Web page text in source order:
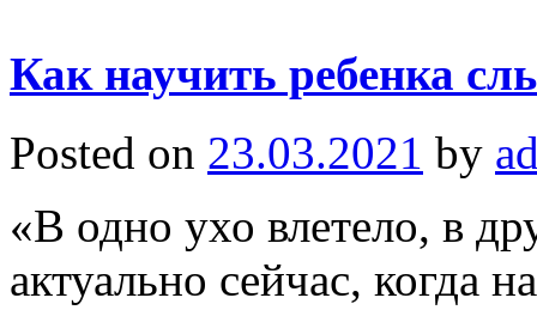
Как научить ребенка
Posted on 23.03.2021 by
«В одно ухо влетело, в
актуально сейчас, когда